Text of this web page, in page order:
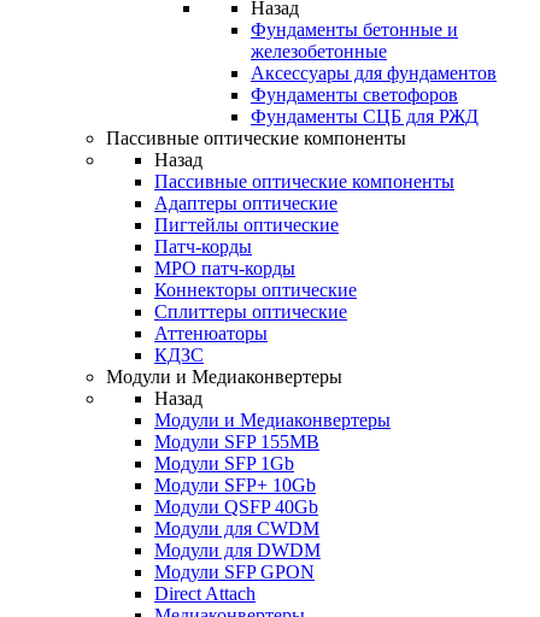
Назад
Фундаменты бетонные и
железобетонные
Аксессуары для фундаментов
Фундаменты светофоров
Фундаменты СЦБ для РЖД
Пассивные оптические компоненты
Назад
Пассивные оптические компоненты
Адаптеры оптические
Пигтейлы оптические
Патч-корды
MPO патч-корды
Коннекторы оптические
Сплиттеры оптические
Аттенюаторы
КДЗС
Модули и Медиаконвертеры
Назад
Модули и Медиаконвертеры
Модули SFP 155MB
Модули SFP 1Gb
Модули SFP+ 10Gb
Модули QSFP 40Gb
Модули для CWDM
Модули для DWDM
Модули SFP GPON
Direct Attach